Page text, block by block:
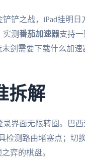
铲之战，iPad挂明日
实测番茄加速器支持一
剑需要下载什么加
拆解
界面无限转圈。巴西
检测路由堵塞点；切
弈的棋盘。